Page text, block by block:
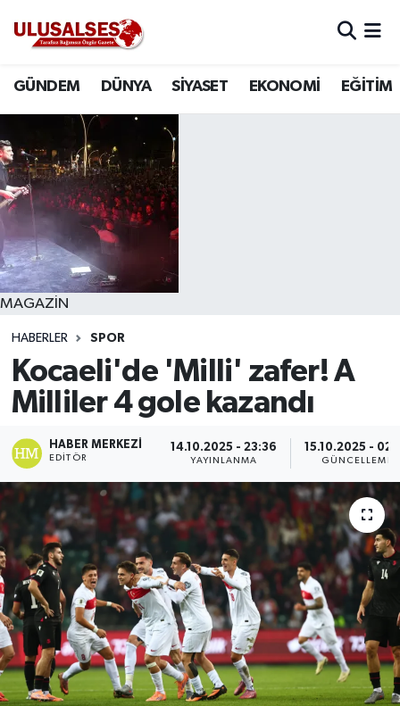
GÜNDEM DÜNYA SİYASET EKONOMİ EĞİTİM
MAGAZİN
HABERLER SPOR
Kocaeli'de 'Milli' zafer! A
Milliler 4 gole kazandı
HABER MERKEZI
EDITÖR
14.10.2025 - 23:36
YAYINLANMA
15.10.2025 -
GÜNCELLEME
DÜNYA
SİYASET
EKONOMİ
EĞİTİM
SAĞLIK
MAGAZİN
SPOR
Trafik Durumu
Süper Lig Puan Durumu ve Fikstür
Tüm Manşetler
Son Dakika Haberleri
Haber Arşivi